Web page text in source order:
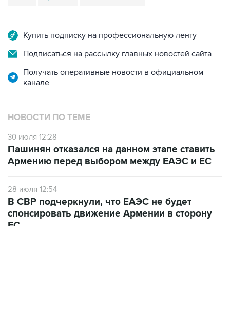
Подписаться на рассылку главных новостей сайта
Получать оперативные новости в официальном
НОВОСТИ ПО ТЕМЕ
30 июля 12:28
Армению перед выбором между ЕАЭС и ЕС
28 июля 12:54
спонсировать движение Армении в сторону
ЕС